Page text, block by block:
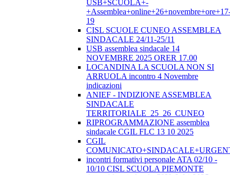
USB+SCUOLA+-
19
CISL SCUOLE CUNEO ASSEMBLEA
SINDACALE 24/11-25/11
USB assemblea sindacale 14
NOVEMBRE 2025 ORER 17.00
LOCANDINA LA SCUOLA NON SI
ARRUOLA incontro 4 Novembre
indicazioni
ANIEF - INDIZIONE ASSEMBLEA
SINDACALE
TERRITORIALE_25_26_CUNEO
RIPROGRAMMAZIONE assemblea
sindacale CGIL FLC 13 10 2025
CGIL
incontri formativi personale ATA 02/10 -
10/10 CISL SCUOLA PIEMONTE